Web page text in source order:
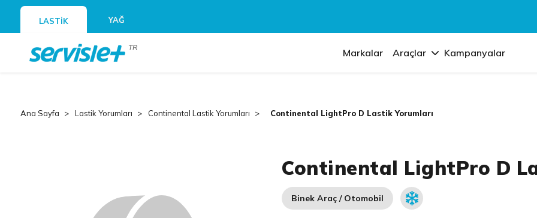
LASTİK YAĞ
TR Markalar Araçlar Kampanyalar
Ana Sayfa Lastik Yorumları Continental Lastik Yorumları Continental LightPro D Lastik Yorumları
Continental LightPro D
Binek Araç / Otomobil